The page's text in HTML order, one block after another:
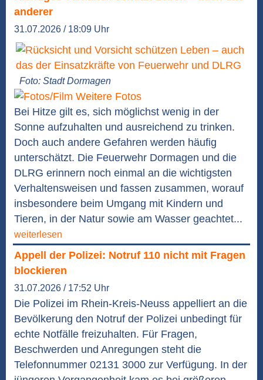
anderer
31.07.2026 / 18:09 Uhr
Foto: Stadt Dormagen
Weitere Fotos
Bei Hitze gilt es, sich möglichst wenig in der
Sonne aufzuhalten und ausreichend zu trinken.
Doch auch andere Gefahren werden häufig
unterschätzt. Die Feuerwehr Dormagen und die
DLRG erinnern noch einmal an die wichtigsten
Verhaltensweisen und fassen zusammen, worauf
insbesondere beim Umgang mit Kindern und
Tieren, in der Natur sowie am Wasser geachtet...
weiterlesen
Appell der Polizei: Notruf 110 nicht mit Fragen
blockieren
31.07.2026 / 17:52 Uhr
Die Polizei im Rhein-Kreis-Neuss appelliert an die
Bevölkerung den Notruf der Polizei unbedingt für
echte Notfälle freizuhalten. Für Fragen,
Beschwerden und Anregungen steht die
Telefonnummer 02131 3000 zur Verfügung. In der